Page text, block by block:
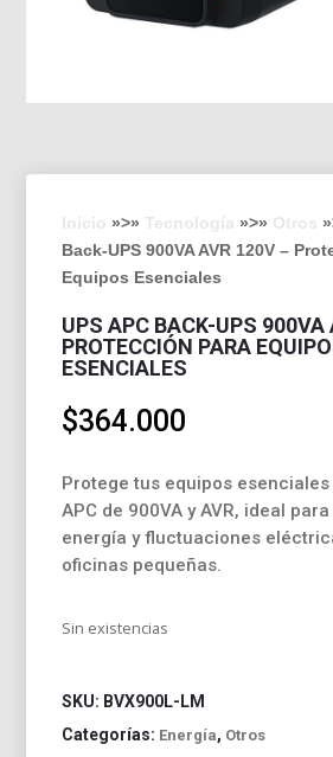
»>» »>»
Back-UPS 900VA AVR 120V –
Equipos Esenciales
UPS APC BACK-UPS 900VA
PROTECCIÓN PARA
ESENCIALES
$364.000
Protege tus equipos esenciales
APC de 900VA y AVR, ideal
energía y fluctuaciones
oficinas pequeñas.
Sin existencias
SKU: BVX900L-LM
Categorías: Energía, Otros